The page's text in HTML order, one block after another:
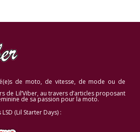
de moto, de vitesse, de mode ou de
de Lil’Viber, au travers d’articles proposant
de sa passion pour la moto.
(Lil Starter Days) :